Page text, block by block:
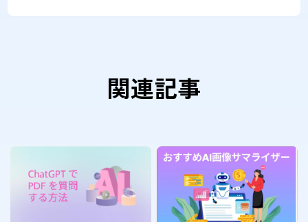
関連記事